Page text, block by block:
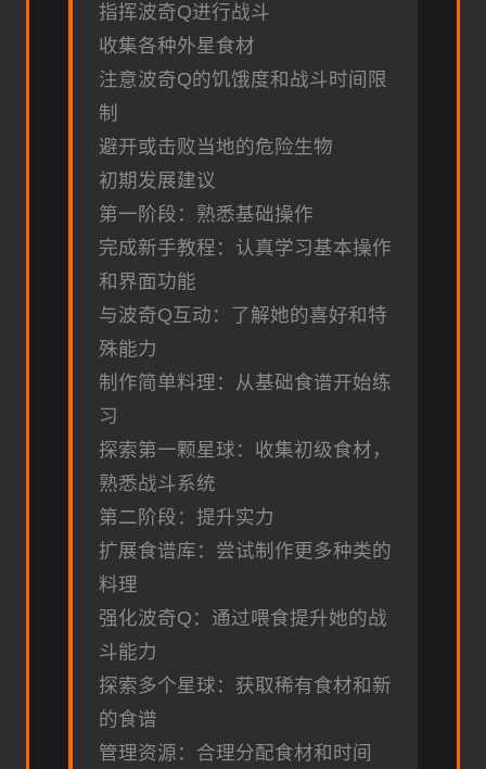
指挥波奇Q进行战斗
收集各种外星食材
注意波奇Q的饥饿度和战斗时间限
制
避开或击败当地的危险生物
初期发展建议
第一阶段：熟悉基础操作
完成新手教程：认真学习基本操作
和界面功能
与波奇Q互动：了解她的喜好和特
殊能力
制作简单料理：从基础食谱开始练
习
探索第一颗星球：收集初级食材，
熟悉战斗系统
第二阶段：提升实力
扩展食谱库：尝试制作更多种类的
料理
强化波奇Q：通过喂食提升她的战
斗能力
探索多个星球：获取稀有食材和新
的食谱
管理资源：合理分配食材和时间